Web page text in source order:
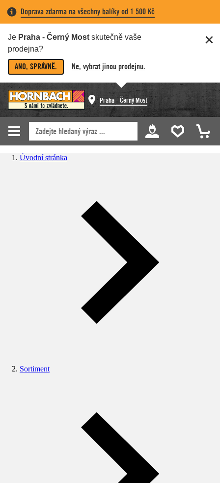
Doprava zdarma na všechny balíky od 1 500 Kč
Je Praha - Černý Most skutečně vaše
prodejna?
ANO, SPRÁVNĚ. Ne, vybrat jinou prodejnu.
Praha - Černý Most
Úvodní stránka
Sortiment